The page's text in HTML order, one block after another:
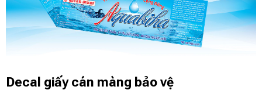
Decal giấy cán màng bảo vệ